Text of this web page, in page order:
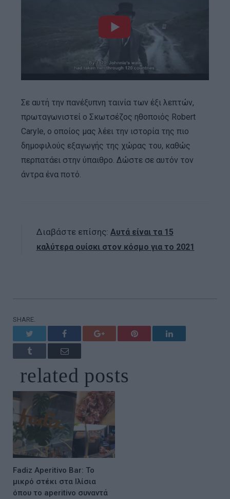
Σε αυτή την πανέξυπνη ταινία των έξι λεπτών,
πρωταγωνιστεί ο Σκωτσέζος ηθοποιός Robert
Caryle, ο οποίος μας λέει την ιστορία της πιο
δημοφιλούς εξαγωγής της χώρας του, καθώς
περπατάει στην ύπαιθρο. Δώστε σε αυτόν τον
άντρα ένα ποτό.
Διαβάστε επίσης: Αυτά είναι τα 15
καλύτερα ουίσκι στον κόσμο για το 2021
SHARE.
Facebook Google+ Pinterest LinkedIn
Tumblr Email
related posts
Fadiz Aperitivo Bar: Το
μικρό στέκι στα Ιλίσια
όπου το aperitivo συναντά